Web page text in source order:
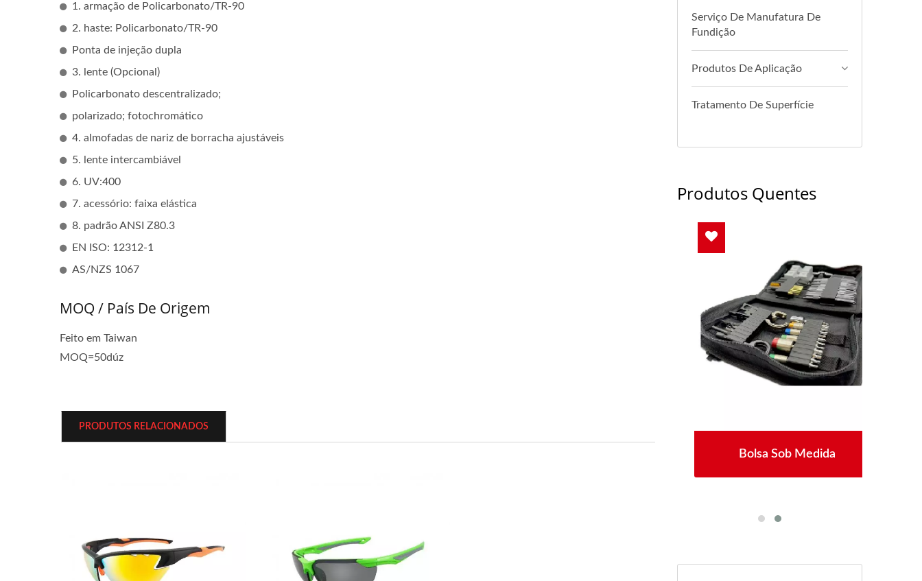
1. armação de Policarbonato/TR-90
2. haste: Policarbonato/TR-90
Ponta de injeção dupla
3. lente (Opcional)
Policarbonato descentralizado;
polarizado; fotochromático
4. almofadas de nariz de borracha ajustáveis
5. lente intercambiável
6. UV:400
7. acessório: faixa elástica
8. padrão ANSI Z80.3
EN ISO: 12312-1
AS/NZS 1067
MOQ / País De Origem
Feito em Taiwan
MOQ=50dúz
PRODUTOS RELACIONADOS
Serviço De Manufatura De
Fundição
Produtos De Aplicação
Tratamento De Superfície
Produtos Quentes
Bolsa Sob Medida